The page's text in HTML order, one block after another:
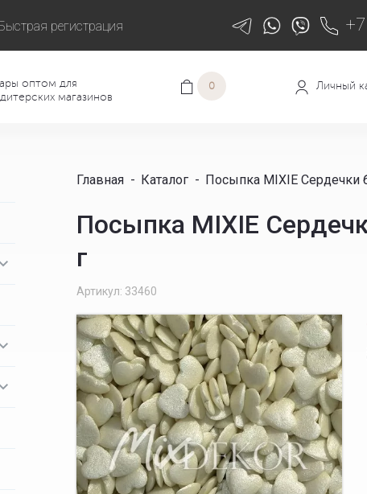
регистрация
оптом для
магазинов
0 Личный
Главная - Каталог - Посыпка MIXIE Сердечки
Посыпка MIXIE
г
Артикул: 33460